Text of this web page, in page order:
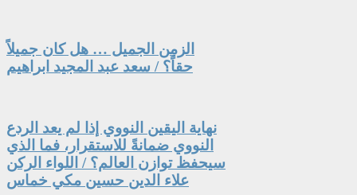
الزمن الجميل … هل كان جميلاً
حقاً؟ / سعد عبد المجيد ابراهيم
نهاية اليقين النووي إذا لم يعد الردع
النووي ضمانةً للاستقرار، فما الذي
سيحفظ توازن العالم؟ / اللواء الركن
علاء الدين حسين مكي خماس